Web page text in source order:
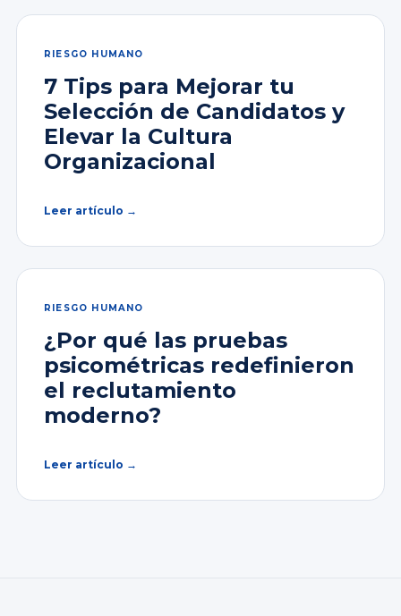
RIESGO HUMANO
7 Tips para Mejorar tu
Selección de Candidatos y
Elevar la Cultura
Organizacional
Leer artículo →
RIESGO HUMANO
¿Por qué las pruebas
psicométricas redefinieron
el reclutamiento
moderno?
Leer artículo →